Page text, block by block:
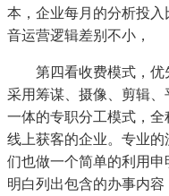
本，企业每月的分析投
音运营逻辑差别不小，
第四看收费模式，优
采用筹谋、摄像、剪辑
一体的专职分工模式，
线上获客的企业。专业
们也做一个简单的利用
明白列出包含的办事内容